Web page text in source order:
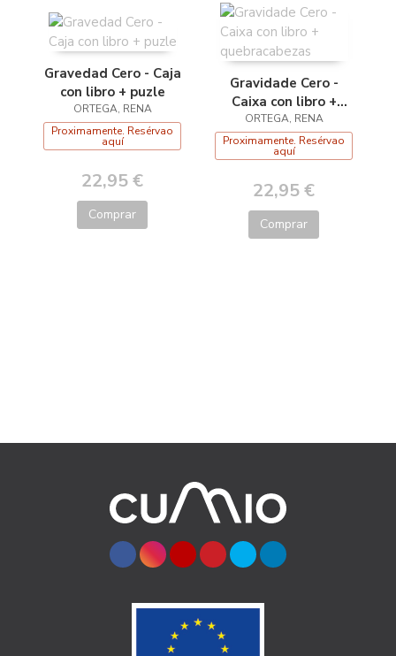
Gravedad Cero - Caja
con libro + puzle
ORTEGA, RENA
Proximamente. Resérvao
aquí
22,95 €
Comprar
Gravidade Cero -
Caixa con libro +
quebracabezas
ORTEGA, RENA
Proximamente. Resérvao
aquí
22,95 €
Comprar